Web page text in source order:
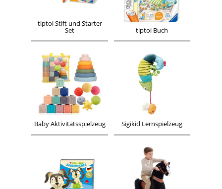
tiptoi Stift und Starter
Set
tiptoi Buch
Baby Aktivitätsspielzeug Sigikid Lernspielzeug